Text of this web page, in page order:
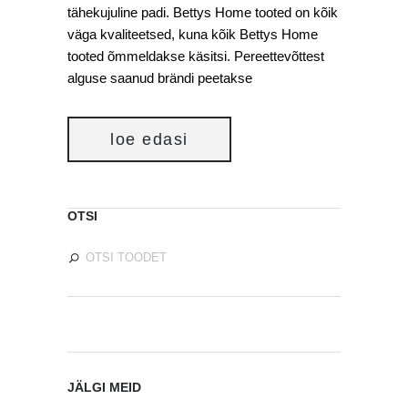
tähekujuline padi. Bettys Home tooted on kõik
väga kvaliteetsed, kuna kõik Bettys Home
tooted õmmeldakse käsitsi. Pereettevõttest
alguse saanud brändi peetakse
loe edasi
OTSI
JÄLGI MEID